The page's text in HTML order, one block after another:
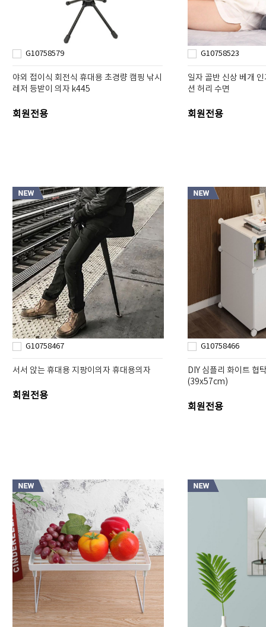
G10758579
야외 접이식 회전식 휴대용 초경량 캠핑 낚시
레저 등받이 의자 k445
회원전용
G10758523
일자 골반 신상 베개
션 허리 수면
회원전용
G10758467
서서 앉는 휴대용 지팡이의자 휴대용의자
회원전용
G10758466
DIY 심플리 화이트 협
(39x57cm)
회원전용